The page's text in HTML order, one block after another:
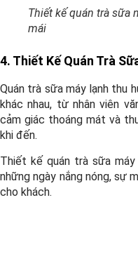
Thiết kế quán trà sữa
mái
4. Thiết Kế Quán Trà
Quán trà sữa máy lạnh thu
khác nhau, từ nhân viên
cảm giác thoáng mát và
khi đến.
Thiết kế quán trà sữa máy
những ngày nắng nóng, sự
cho khách.